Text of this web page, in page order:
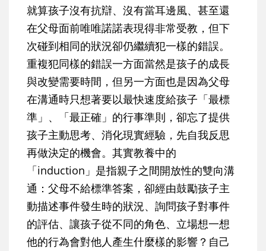
就算孩子沒有抗辯、沒有當耳邊風、甚至還
在父母面前唯唯諾諾表現得非常受教，但下
次碰到相同的狀況卻仍繼續犯一樣的錯誤。
重複犯同樣的錯誤一方面當然是孩子的成長
與改變需要時間，但另一方面也是因為父母
在溝通時只想著要以最快速度給孩子「最標
準」、「最正確」的行事準則，卻忘了提供
孩子主動思考、消化現實經驗，先自我反思
再做決定的機會。其實教養中的
「induction」是指親子之間開放性的雙向溝
通：父母不給標準答案，卻經由鼓勵孩子主
動描述事件發生時的狀況、詢問孩子對事件
的評估、讓孩子從不同的角色、立場想一想
他的行為會對他人產生什麼樣的影響？自己